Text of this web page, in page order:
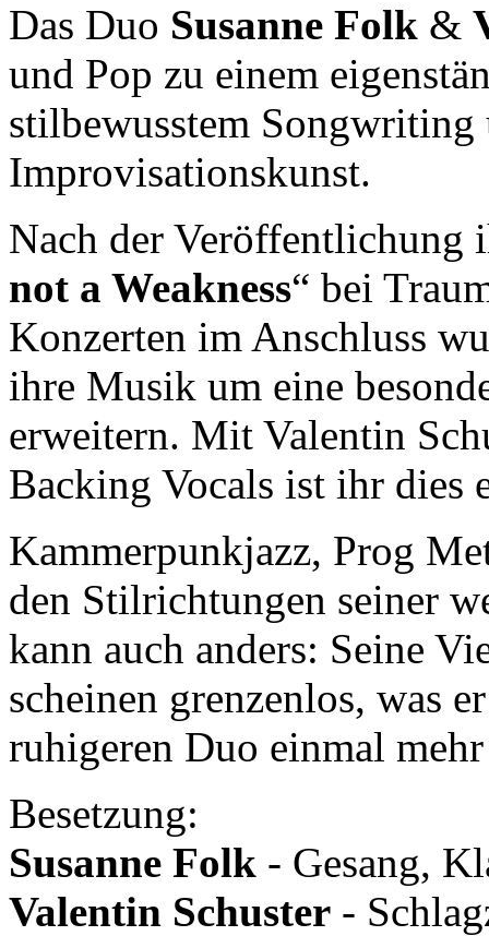
Das Duo Susanne Folk &
und Pop zu einem
stilbewusstem
Improvisationskunst.
Nach der Veröffentlichung
not a Weakness“ bei
Konzerten im Anschluss
ihre Musik um eine
erweitern. Mit Valentin
Backing Vocals ist ihr dies
Kammerpunkjazz, Prog
den Stilrichtungen seiner
kann auch anders: Seine
scheinen grenzenlos, was
ruhigeren Duo einmal
Besetzung:
Susanne Folk - Gesang,
Valentin Schuster -